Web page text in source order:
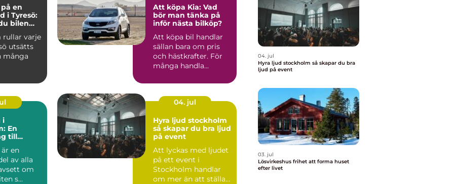
en
i Tyresö:
bilen
rullar varje
utsätts
många
Att köpa Kia: Vad
bör man tänka på
inför nästa bilköp?
Att köpa bil handlar
sällan bara om pris
och hästkrafter. För
många handla...
i
En
till
en
av alla
om
s...
04. jul
Hyra ljud stockholm
så skapar du bra ljud
på event
Att lyckas med ljudet
på ett event i
Stockholm handlar
om mer än att ställa
04. jul
Hyra ljud stockholm så skapar du bra
ljud på event
03. jul
Lösvirkeshus frihet att forma huset
efter livet